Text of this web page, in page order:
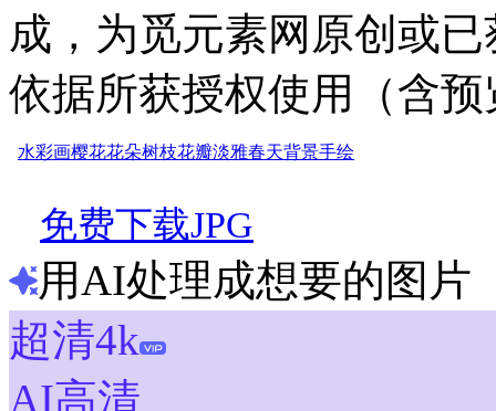
成，为觅元素网原创或
依据所获授权使用（含
水彩画樱花花朵树枝花瓣淡雅春天背景手绘
免费下载JPG
用AI处理成想要的图片
超清4k
AI高清